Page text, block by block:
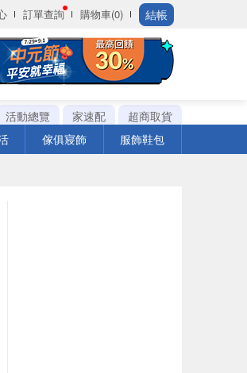
訂單查詢 購物車(0) 結帳
活動總覽 家速配
超商取貨
傢俱寢飾 服飾鞋包